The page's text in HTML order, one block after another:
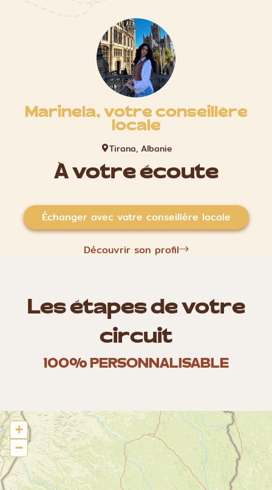
Marinela, votre conseillère
locale
Tirana, Albanie
À votre écoute
Échanger avec votre conseillère locale
Découvrir son profil
Les étapes de votre
circuit
100% PERSONNALISABLE
+
−